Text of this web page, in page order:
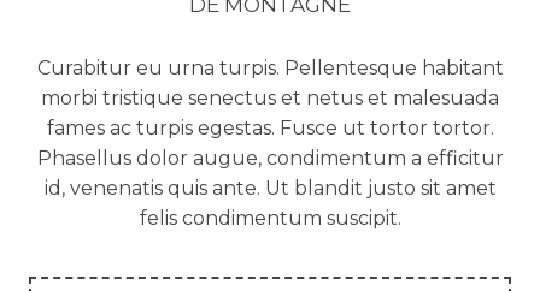
DE MONTAGNE
Curabitur eu urna turpis. Pellentesque habitant
morbi tristique senectus et netus et malesuada
fames ac turpis egestas. Fusce ut tortor tortor.
Phasellus dolor augue, condimentum a efficitur
id, venenatis quis ante. Ut blandit justo sit amet
felis condimentum suscipit.